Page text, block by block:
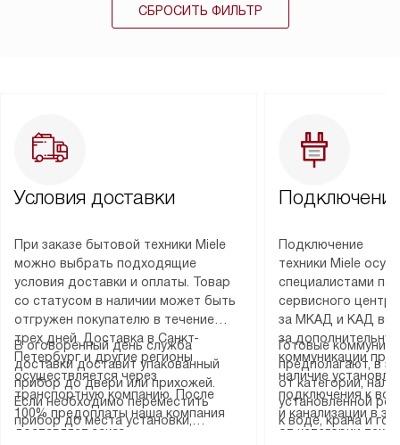
СБРОСИТЬ ФИЛЬТР
Условия доставки
При заказе бытовой техники Miele
можно выбрать подходящие
условия доставки и оплаты. Товар
со статусом в наличии может быть
отгружен покупателю в течение
трех дней. Доставка в Санкт-
Петербург и другие регионы
осуществляется через
транспортную компанию. После
100% предоплаты наша компания
доставляет заказ
В оговоренный день служба
доставки доставит упакованный
прибор до двери или прихожей.
Если необходимо переместить
прибор до места установки,
Подключение
техники Miele
специалистами
сервисного
за МКАД и КАД
за
коммуникации
наличие
подключения к
и канализации в
от категории
Готовые
предполагают, в
от категории,
установленной
к воде, крана и